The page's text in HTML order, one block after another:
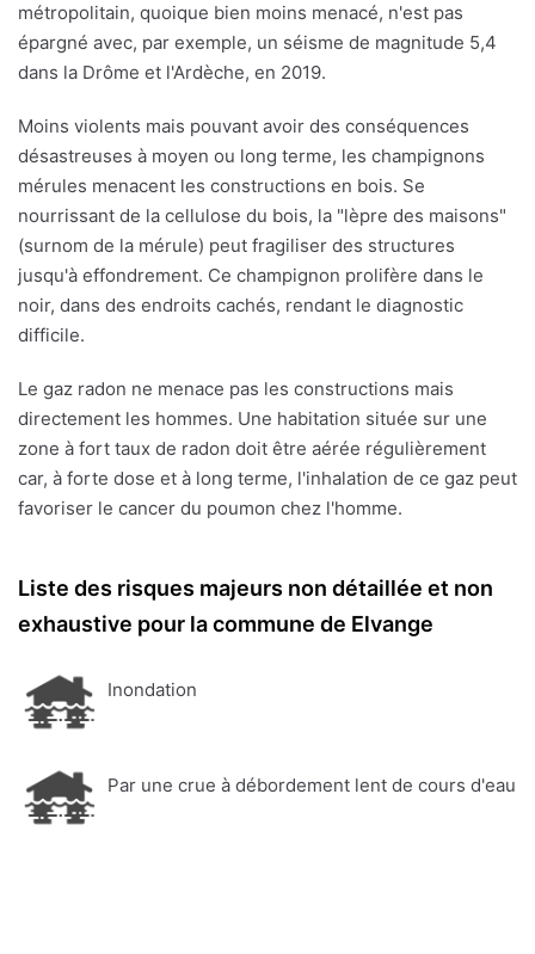
métropolitain, quoique bien moins menacé, n'est pas
épargné avec, par exemple, un séisme de magnitude 5,4
dans la Drôme et l'Ardèche, en 2019.
Moins violents mais pouvant avoir des conséquences
désastreuses à moyen ou long terme, les champignons
mérules menacent les constructions en bois. Se
nourrissant de la cellulose du bois, la "lèpre des maisons"
(surnom de la mérule) peut fragiliser des structures
jusqu'à effondrement. Ce champignon prolifère dans le
noir, dans des endroits cachés, rendant le diagnostic
difficile.
Le gaz radon ne menace pas les constructions mais
directement les hommes. Une habitation située sur une
zone à fort taux de radon doit être aérée régulièrement
car, à forte dose et à long terme, l'inhalation de ce gaz peut
favoriser le cancer du poumon chez l'homme.
Liste des risques majeurs non détaillée et non
exhaustive pour la commune de Elvange
Inondation
Par une crue à débordement lent de cours d'eau